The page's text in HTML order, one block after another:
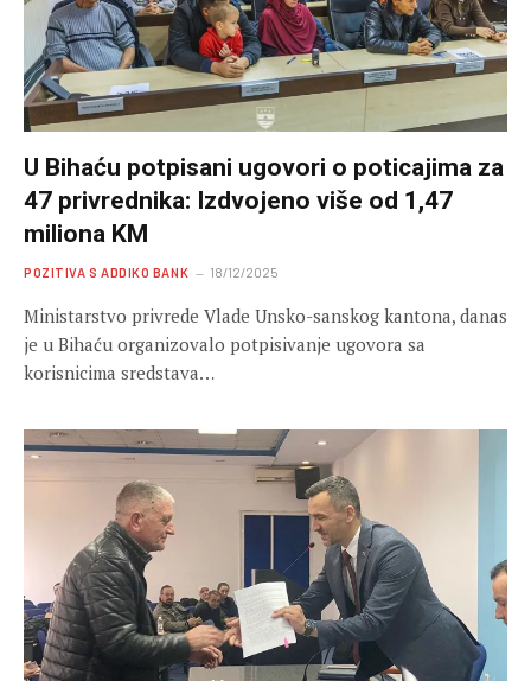
U Bihaću potpisani ugovori o poticajima za
47 privrednika: Izdvojeno više od 1,47
miliona KM
POZITIVA S ADDIKO BANK 18/12/2025
Ministarstvo privrede Vlade Unsko-sanskog kantona, danas
je u Bihaću organizovalo potpisivanje ugovora sa
korisnicima sredstava…